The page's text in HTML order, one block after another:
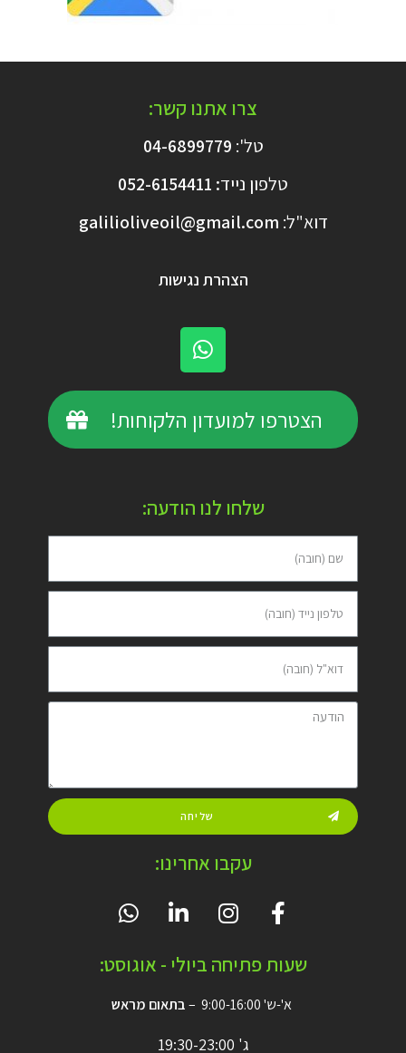
צרו אתנו קשר:
טל': 04-6899779
טלפון נייד:
052-6154411
דוא"ל: galilioliveoil@gmail.com​
הצהרת נגישות
הצטרפו למועדון הלקוחות!
שלחו לנו הודעה:
שליחה
עקבו אחרינו:
שעות פתיחה ביולי - אוגוסט:
א'-ש' 9:00-16:00 – בתאום מראש
ג' 19:30-23:00